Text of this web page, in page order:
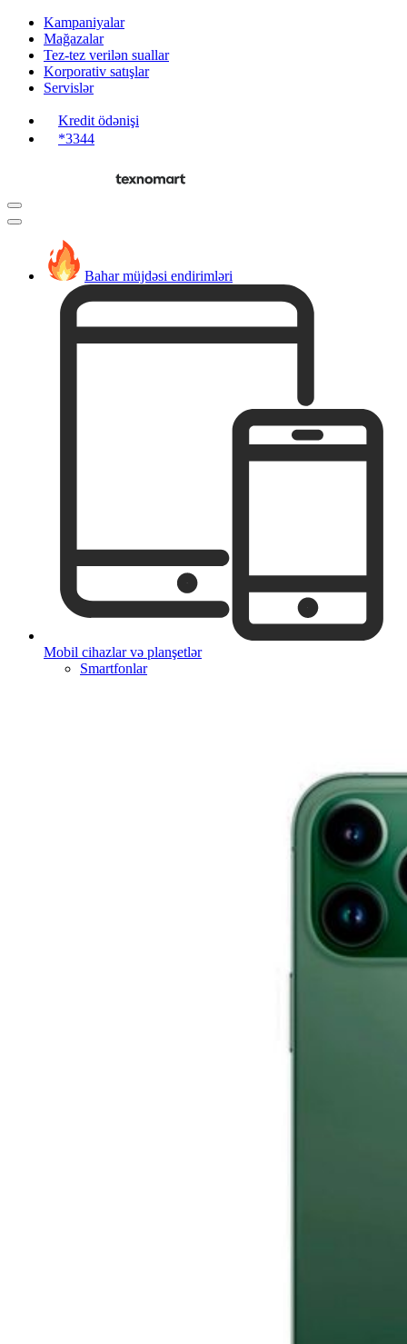
Kampaniyalar
Mağazalar
Tez-tez verilən suallar
Korporativ satışlar
Servislər
Kredit ödənişi
*3344
Bahar müjdəsi endirimləri
Mobil cihazlar və planşetlər
Smartfonlar